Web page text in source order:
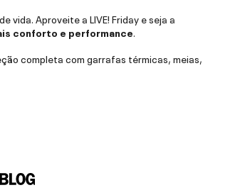
Aproveite a LIVE! Friday e seja a
conforto e performance
completa com garrafas térmicas, meias,